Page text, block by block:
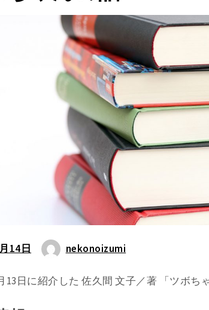
14日 nekonoizumi
13日に紹介した 佐久間 文子／著 「ツボち